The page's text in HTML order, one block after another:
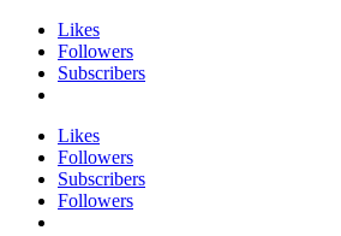
Likes
Followers
Subscribers
Likes
Followers
Subscribers
Followers